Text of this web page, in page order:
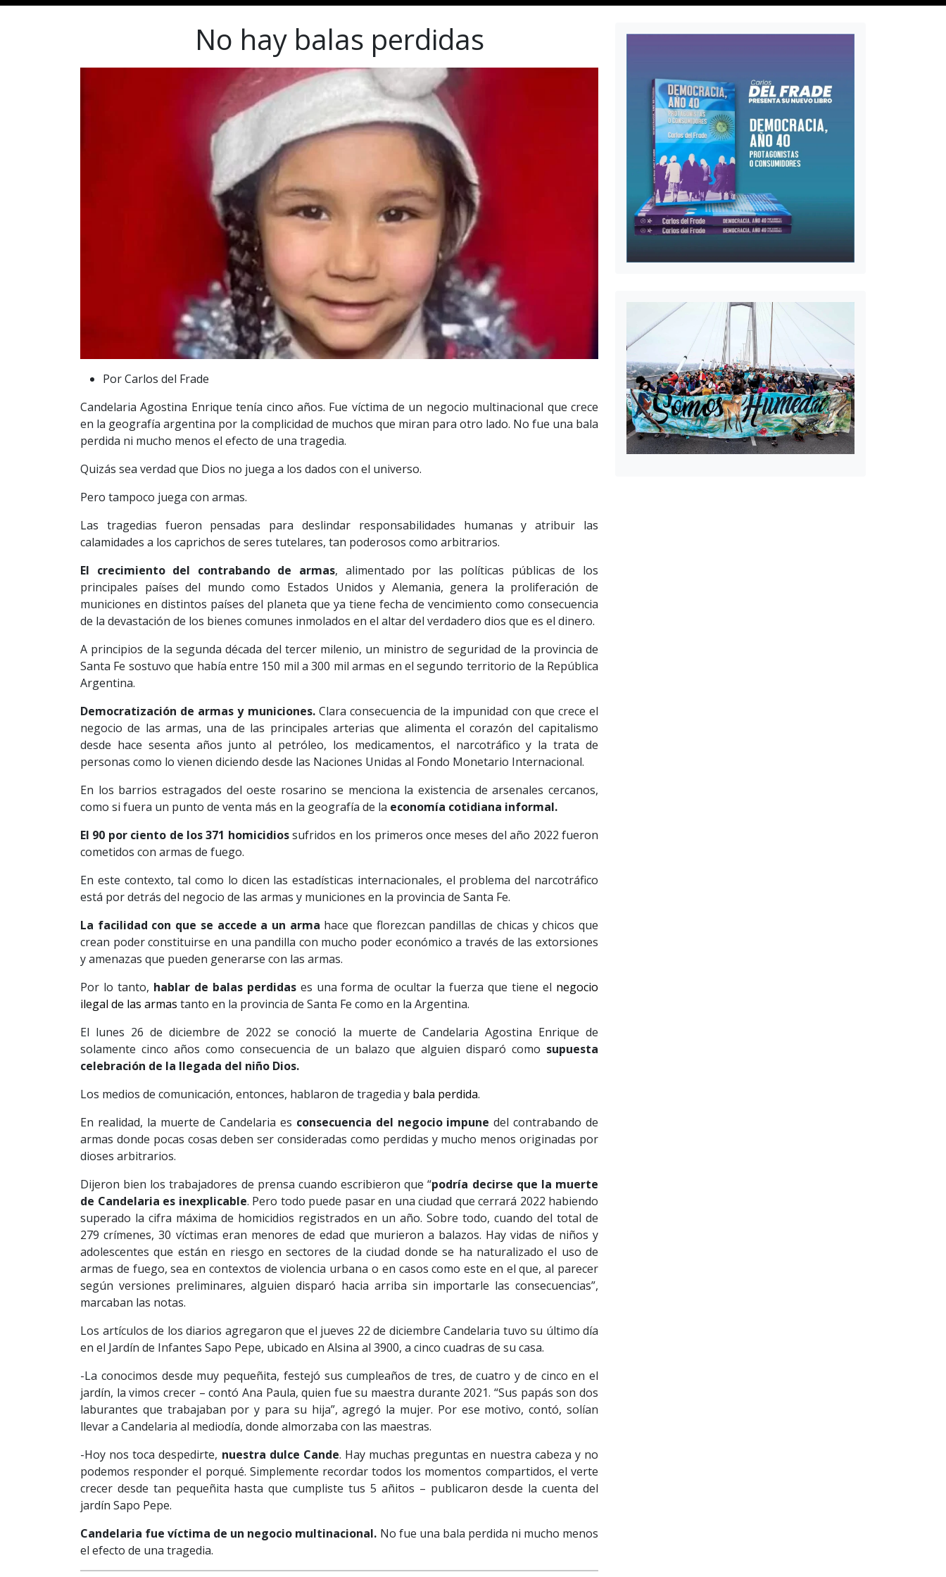
No hay balas perdidas
Por Carlos del Frade
Candelaria Agostina Enrique tenía cinco años. Fue víctima de un negocio multinacional que crece
en la geografía argentina por la complicidad de muchos que miran para otro lado. No fue una bala
perdida ni mucho menos el efecto de una tragedia.
Quizás sea verdad que Dios no juega a los dados con el universo.
Pero tampoco juega con armas.
Las tragedias fueron pensadas para deslindar responsabilidades humanas y atribuir las
calamidades a los caprichos de seres tutelares, tan poderosos como arbitrarios.
El crecimiento del contrabando de armas, alimentado por las políticas públicas de los
principales países del mundo como Estados Unidos y Alemania, genera la proliferación de
municiones en distintos países del planeta que ya tiene fecha de vencimiento como consecuencia
de la devastación de los bienes comunes inmolados en el altar del verdadero dios que es el dinero.
A principios de la segunda década del tercer milenio, un ministro de seguridad de la provincia de
Santa Fe sostuvo que había entre 150 mil a 300 mil armas en el segundo territorio de la República
Argentina.
Democratización de armas y municiones. Clara consecuencia de la impunidad con que crece el
negocio de las armas, una de las principales arterias que alimenta el corazón del capitalismo
desde hace sesenta años junto al petróleo, los medicamentos, el narcotráfico y la trata de
personas como lo vienen diciendo desde las Naciones Unidas al Fondo Monetario Internacional.
En los barrios estragados del oeste rosarino se menciona la existencia de arsenales cercanos,
como si fuera un punto de venta más en la geografía de la economía cotidiana informal.
El 90 por ciento de los 371 homicidiossufridos en los primeros once meses del año 2022 fueron
cometidos con armas de fuego.
En este contexto, tal como lo dicen las estadísticas internacionales, el problema del narcotráfico
está por detrás del negocio de las armas y municiones en la provincia de Santa Fe.
La facilidad con que se accede a un arma hace que florezcan pandillas de chicas y chicos que
crean poder constituirse en una pandilla con mucho poder económico a través de las extorsiones
y amenazas que pueden generarse con las armas.
Por lo tanto, hablar de balas perdidases una forma de ocultar la fuerza que tiene el negocio
ilegal de las armas tanto en la provincia de Santa Fe como en la Argentina.
El lunes 26 de diciembre de 2022 se conoció la muerte de Candelaria Agostina Enrique de
solamente cinco años como consecuencia de un balazo que alguien disparó como supuesta
celebración de la llegada del niño Dios.
Los medios de comunicación, entonces, hablaron de tragedia y bala perdida.
En realidad, la muerte de Candelaria es consecuencia del negocio impunedel contrabando de
armas donde pocas cosas deben ser consideradas como perdidas y mucho menos originadas por
dioses arbitrarios.
Dijeron bien los trabajadores de prensa cuando escribieron que “podría decirse que la muerte
de Candelaria es inexplicable. Pero todo puede pasar en una ciudad que cerrará 2022 habiendo
superado la cifra máxima de homicidios registrados en un año. Sobre todo, cuando del total de
279 crímenes, 30 víctimas eran menores de edad que murieron a balazos. Hay vidas de niños y
adolescentes que están en riesgo en sectores de la ciudad donde se ha naturalizado el uso de
armas de fuego, sea en contextos de violencia urbana o en casos como este en el que, al parecer
según versiones preliminares, alguien disparó hacia arriba sin importarle las consecuencias”,
marcaban las notas.
Los artículos de los diarios agregaron que el jueves 22 de diciembre Candelaria tuvo su último día
en el Jardín de Infantes Sapo Pepe, ubicado en Alsina al 3900, a cinco cuadras de su casa.
-La conocimos desde muy pequeñita, festejó sus cumpleaños de tres, de cuatro y de cinco en el
jardín, la vimos crecer – contó Ana Paula, quien fue su maestra durante 2021. “Sus papás son dos
laburantes que trabajaban por y para su hija”, agregó la mujer. Por ese motivo, contó, solían
llevar a Candelaria al mediodía, donde almorzaba con las maestras.
-Hoy nos toca despedirte, nuestra dulce Cande. Hay muchas preguntas en nuestra cabeza y no
podemos responder el porqué. Simplemente recordar todos los momentos compartidos, el verte
crecer desde tan pequeñita hasta que cumpliste tus 5 añitos – publicaron desde la cuenta del
jardín Sapo Pepe.
Candelaria fue víctima de un negocio multinacional. No fue una bala perdida ni mucho menos
el efecto de una tragedia.